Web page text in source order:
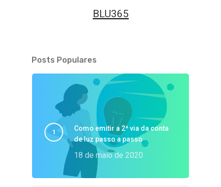
BLU365
Posts Populares
Como emitir a 2ª via da conta
de luz passo a passo
18 de maio de 2020